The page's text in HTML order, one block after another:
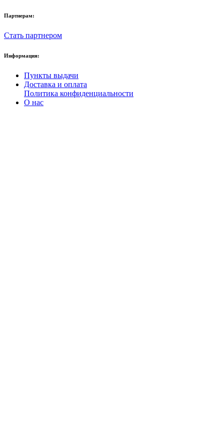
Партнерам:
Стать партнером
Информация:
Пункты выдачи
Доставка и оплата
Политика конфиденциальности
О нас